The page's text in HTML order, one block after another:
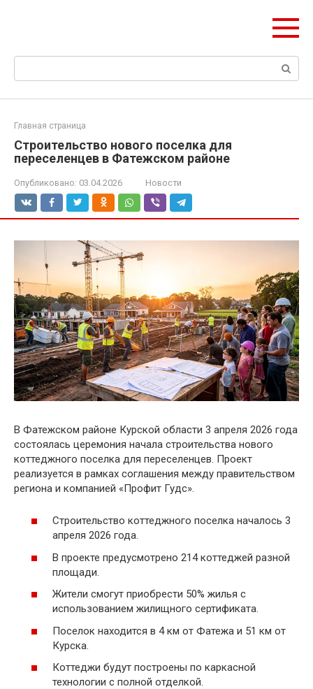
Поиск:
Главная страница
Строительство нового поселка для
переселенцев в Фатежском районе
Опубликовано: 03.04.2026 Новости
В Фатежском районе Курской области 3 апреля 2026 года
состоялась церемония начала строительства нового
коттеджного поселка для переселенцев. Проект
реализуется в рамках соглашения между правительством
региона и компанией «Профит Гудс».
Строительство коттеджного поселка началось 3
апреля 2026 года.
В проекте предусмотрено 214 коттеджей разной
площади.
Жители смогут приобрести 50% жилья с
использованием жилищного сертификата.
Поселок находится в 4 км от Фатежа и 51 км от
Курска.
Коттеджи будут построены по каркасной
технологии с полной отделкой.